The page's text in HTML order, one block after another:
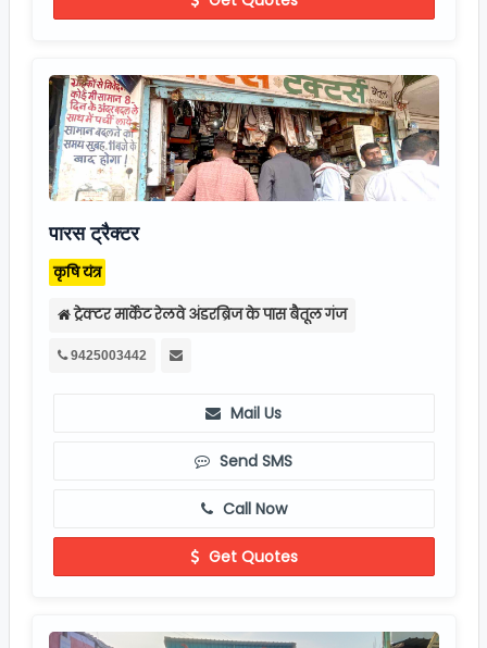
पारस ट्रैक्टर
कृषि यंत्र
ट्रेक्टर मार्केट रेलवे अंडरब्रिज के पास बैतूल गंज
9425003442
Send SMS
Call Now
Get Quotes